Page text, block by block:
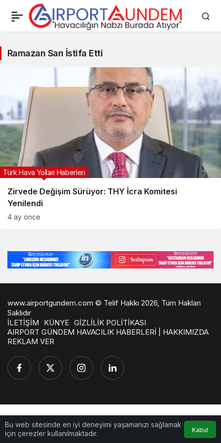
Sarı
İstifa
Etti
Haberleri
Ramazan Sarı İstifa Etti
Zirvede Değişim Sürüyor: THY İcra Komitesi
Yenilendi
Türk Hava Yolları Haberleri
4 ay önce
Bu web sitesinde en iyi deneyimi yaşamanızı sağlamak
için çerezler kullanılmaktadır.
Kabul
www.airportgundem.com © Telif Hakkı 2026, Tüm Hakları
Saklıdır
İLETİŞİM
KÜNYE GİZLİLİK POLİTİKASI
AIRPORT GÜNDEM HAVACILIK HABERLERİ | HAKKIMIZDA
REKLAM VER